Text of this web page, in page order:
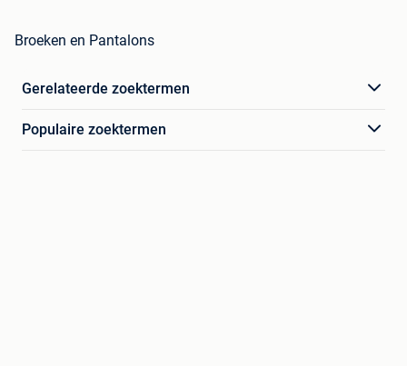
Broeken en Pantalons
Gerelateerde zoektermen
Populaire zoektermen